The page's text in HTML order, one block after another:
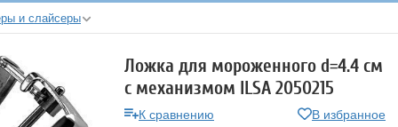
и слайсеры
Ложка для мороженного d=4.4 см
с механизмом ILSA 2050215
К сравнению
В избранное